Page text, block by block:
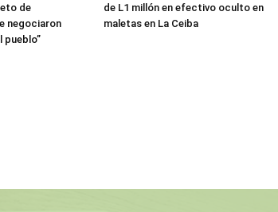
de
negociaron
pueblo”
de L1 millón en efectivo oculto en
maletas en La Ceiba